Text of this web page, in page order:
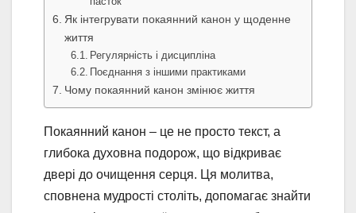
Як інтегрувати покаянний канон у щоденне
життя
Регулярність і дисципліна
Поєднання з іншими практиками
Чому покаянний канон змінює життя
Покаянний канон – це не просто текст, а
глибока духовна подорож, що відкриває
двері до очищення серця. Ця молитва,
сповнена мудрості століть, допомагає знайти